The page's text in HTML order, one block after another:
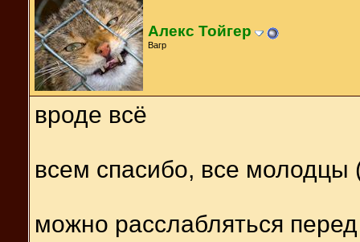
Алекс Тойгер
Вагр
вроде всё
всем спасибо, все молодцы
можно расслабляться